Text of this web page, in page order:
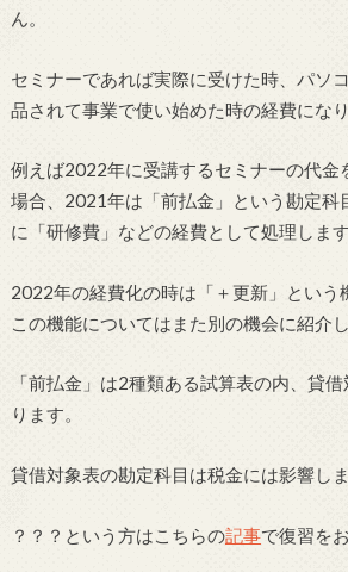
ん。
セミナーであれば実際に受けた時、パソ
品されて事業で使い始めた時の経費になり
例えば2022年に受講するセミナーの代金
場合、2021年は「前払金」という勘定科
に「研修費」などの経費として処理します
2022年の経費化の時は「＋更新」という
この機能についてはまた別の機会に紹介し
「前払金」は2種類ある試算表の内、貸
ります。
貸借対象表の勘定科目は税金には影響し
？？？という方はこちらの記事で復習を